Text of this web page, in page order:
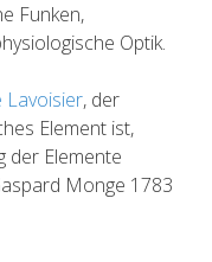
Funken,
Optik.
Lavoisier, der
Element ist,
der Elemente
Monge 1783